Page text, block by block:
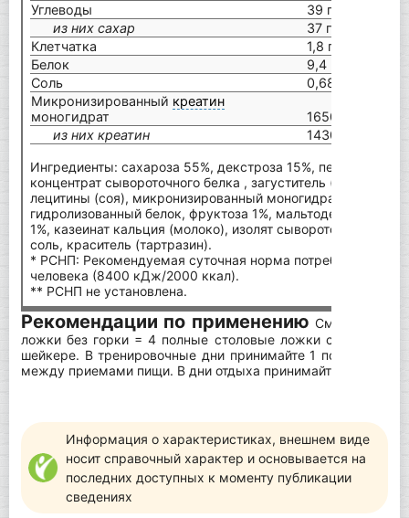
Углеводы
39 г
из них сахар
37 г
Клетчатка
1,8 г
Белок
9,4 г
Соль
0,68 г
Микронизированный креатин
моногидрат
1650 мг
из них креатин
1430 мг
Ингредиенты: сахароза 55%, декстроза 15%, пептид
концентрат сывороточного белка , загуститель
лецитины (соя), микронизированный моногидрат
гидролизованный белок, фруктоза 1%, мальтодекстрин
1%, казеинат кальция (молоко), изолят сывороточного
соль, краситель (тартразин).
* РСНП: Рекомендуемая суточная норма потребления для
человека (8400 кДж/2000 ккал).
** РСНП не установлена.
Рекомендации по применению Смешайте 1
ложки без горки = 4 полные столовые ложки с горкой)
шейкере. В тренировочные дни принимайте 1 порцию
между приемами пищи. В дни отдыха принимайте 1
Информация о характеристиках, внешнем виде
носит справочный характер и основывается на
последних доступных к моменту публикации
сведениях